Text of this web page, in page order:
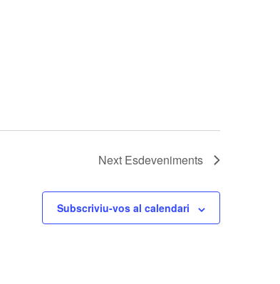
Next Esdeveniments
Subscriviu-vos al calendari